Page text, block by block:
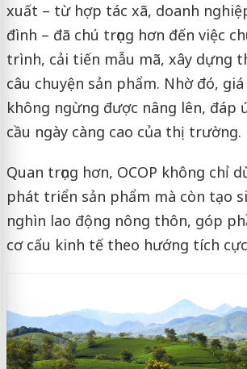
xuất – từ hợp tác xã, doanh
đình – đã chú trọng hơn đến việc
trình, cải tiến mẫu mã, xây dựng
câu chuyện sản phẩm. Nhờ đó,
không ngừng được nâng lên, đáp
cầu ngày càng cao của thị trường.
Quan trọng hơn, OCOP không chỉ
phát triển sản phẩm mà còn tạo
nghìn lao động nông thôn, góp
cơ cấu kinh tế theo hướng tích